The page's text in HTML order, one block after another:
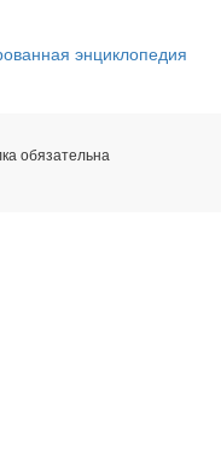
энциклопедия
обязательна